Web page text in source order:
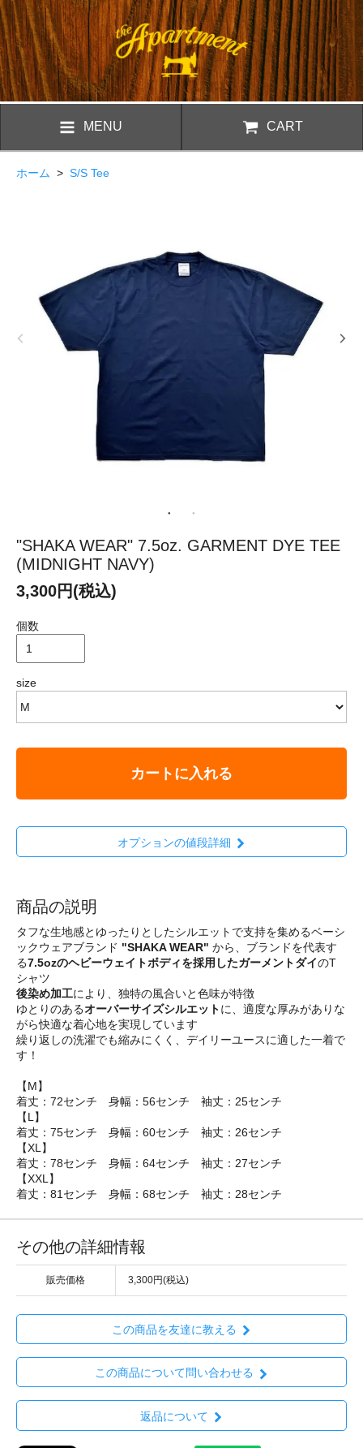
MENU CART
ホーム > S/S Tee
"SHAKA WEAR" 7.5oz. GARMENT DYE TEE
(MIDNIGHT NAVY)
3,300円(税込)
個数
size
カートに入れる
オプションの値段詳細
商品の説明
タフな生地感とゆったりとしたシルエットで支持を集めるベーシ
ックウェアブランド "SHAKA WEAR" から、ブランドを代表す
る7.5ozのヘビーウェイトボディを採用したガーメントダイのT
シャツ
後染め加工により、独特の風合いと色味が特徴
ゆとりのあるオーバーサイズシルエットに、適度な厚みがありな
がら快適な着心地を実現しています
繰り返しの洗濯でも縮みにくく、デイリーユースに適した一着で
す！
【M】
着丈：72センチ 身幅：56センチ 袖丈：25センチ
【L】
着丈：75センチ 身幅：60センチ 袖丈：26センチ
【XL】
着丈：78センチ 身幅：64センチ 袖丈：27センチ
【XXL】
着丈：81センチ 身幅：68センチ 袖丈：28センチ
その他の詳細情報
販売価格 3,300円(税込)
この商品を友達に教える
この商品について問い合わせる
返品について